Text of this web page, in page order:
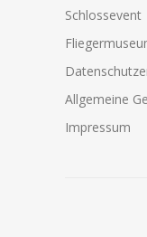
Schlossevent
Allgemeine
Impressum